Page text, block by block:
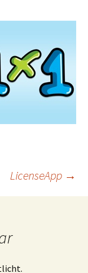
LicenseApp →